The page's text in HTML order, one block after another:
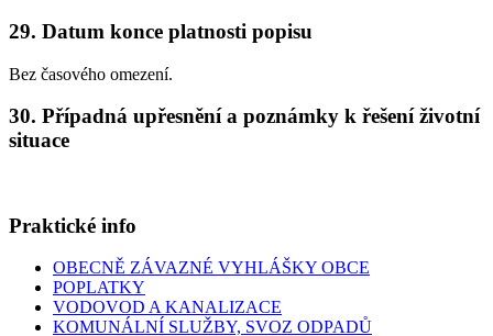
29. Datum konce platnosti popisu
Bez časového omezení.
30. Případná upřesnění a poznámky k řešení životní
situace
Praktické info
OBECNĚ ZÁVAZNÉ VYHLÁŠKY OBCE
POPLATKY
VODOVOD A KANALIZACE
KOMUNÁLNÍ SLUŽBY, SVOZ ODPADŮ